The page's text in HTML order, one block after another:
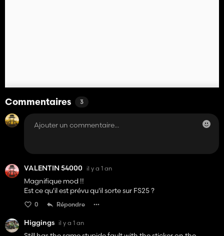
Commentaires 3
VALENTIN 54000 il y a 1 an
Magnifique mod !!
Est ce qu'il est prévu qu'il sorte sur FS25 ?
0 Répondre
Higgings il y a 1 an